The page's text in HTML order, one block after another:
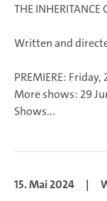
THE INHERITANCE
Written and
PREMIERE:
More shows: 29
Shows...
15. Mai 2024 |